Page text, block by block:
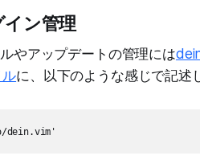
ン管理
やアップデートの管理には
に、以下のような感じで記述
dein.vim'